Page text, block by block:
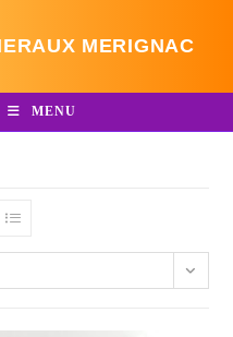
MERIGNAC
MENU